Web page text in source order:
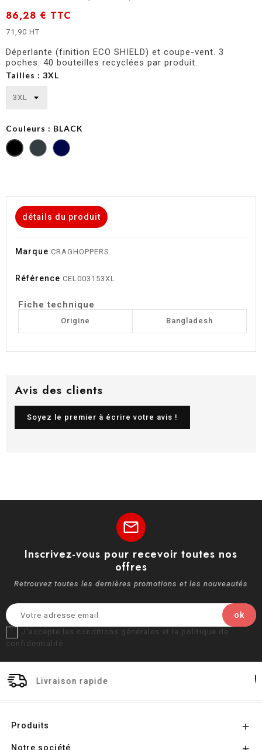
86,28 € TTC
71,90 HT
Déperlante (finition ECO SHIELD) et coupe-vent. 3
poches. 40 bouteilles recyclées par produit.
Tailles : 3XL
Couleurs : BLACK
détails du produit
Marque CRAGHOPPERS
Référence CEL003153XL
Fiche technique
Origine Bangladesh
Avis des clients
Soyez le premier à écrire votre avis !
mail
Inscrivez-vous pour recevoir toutes nos
offres
Retrouvez toutes les dernières promotions et les nouveautés
J'accepte les conditions générales et la politique de
confidentialité
rapide
Produits 
Notre société